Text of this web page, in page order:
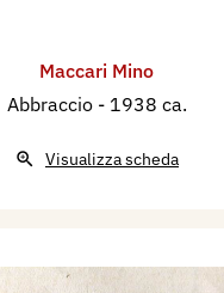
Maccari Mino
Abbraccio - 1938 ca.
Visualizza scheda